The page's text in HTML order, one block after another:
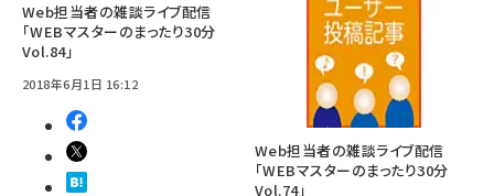
Web担当者の雑談ライブ配信
「WEBマスターのまったり30分
Vol.84」
2018年6月1日 16:12
Web担当者の雑談ライブ配信
「WEBマスターのまったり30分
Vol.74」